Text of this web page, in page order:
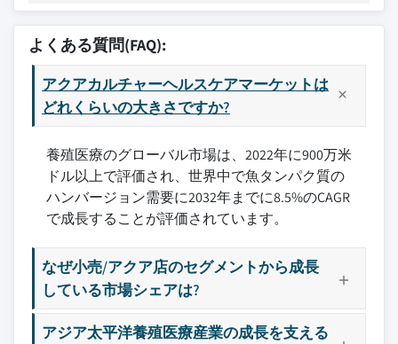
よくある質問(FAQ):
アクアカルチャーヘルスケアマーケットは
どれくらいの大きさですか?
養殖医療のグローバル市場は、2022年に900万米
ドル以上で評価され、世界中で魚タンパク質の
ハンバージョン需要に2032年までに8.5%のCAGR
で成長することが評価されています。
なぜ小売/アクア店のセグメントから成長
している市場シェアは?
アジア太平洋養殖医療産業の成長を支える